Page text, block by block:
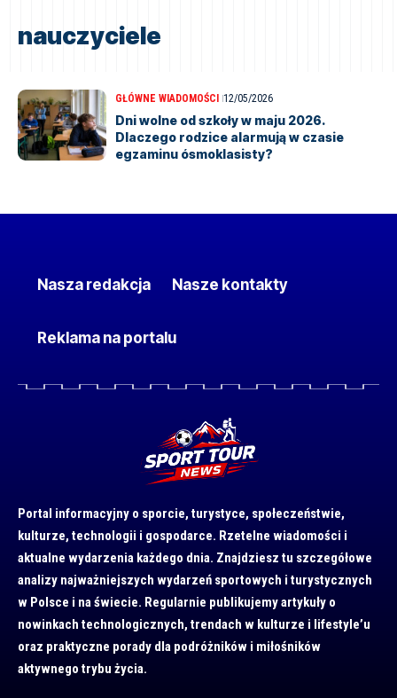
nauczyciele
GŁÓWNE WIADOMOŚCI 12/05/2026
Dni wolne od szkoły w maju 2026.
Dlaczego rodzice alarmują w czasie
egzaminu ósmoklasisty?
Nasza redakcja Nasze kontakty
Reklama na portalu
Portal informacyjny o sporcie, turystyce, społeczeństwie,
kulturze, technologii i gospodarce. Rzetelne wiadomości i
aktualne wydarzenia każdego dnia. Znajdziesz tu szczegółowe
analizy najważniejszych wydarzeń sportowych i turystycznych
w Polsce i na świecie. Regularnie publikujemy artykuły o
nowinkach technologicznych, trendach w kulturze i lifestyle’u
oraz praktyczne porady dla podróżników i miłośników
aktywnego trybu życia.